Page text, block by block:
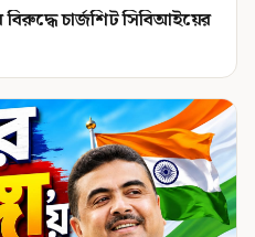
বিরুদ্ধে চার্জশিট সিবিআইয়ের